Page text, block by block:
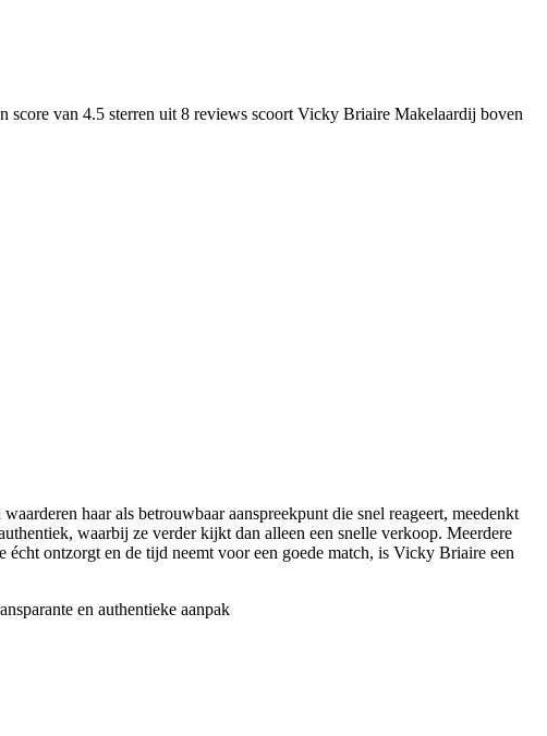
score van 4.5 sterren uit 8 reviews scoort Vicky Briaire Makelaardij boven
haar als betrouwbaar aanspreekpunt die snel reageert, meedenkt
waarbij ze verder kijkt dan alleen een snelle verkoop. Meerdere
ontzorgt en de tijd neemt voor een goede match, is Vicky Briaire een
en authentieke aanpak